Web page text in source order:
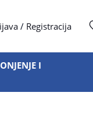
/ Registracija
I